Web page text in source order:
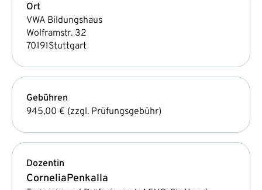
Ort
VWA Bildungshaus
Wolframstr. 32
70191Stuttgart
Gebühren
945,00 € (zzgl. Prüfungsgebühr)
Dozentin
CorneliaPenkalla